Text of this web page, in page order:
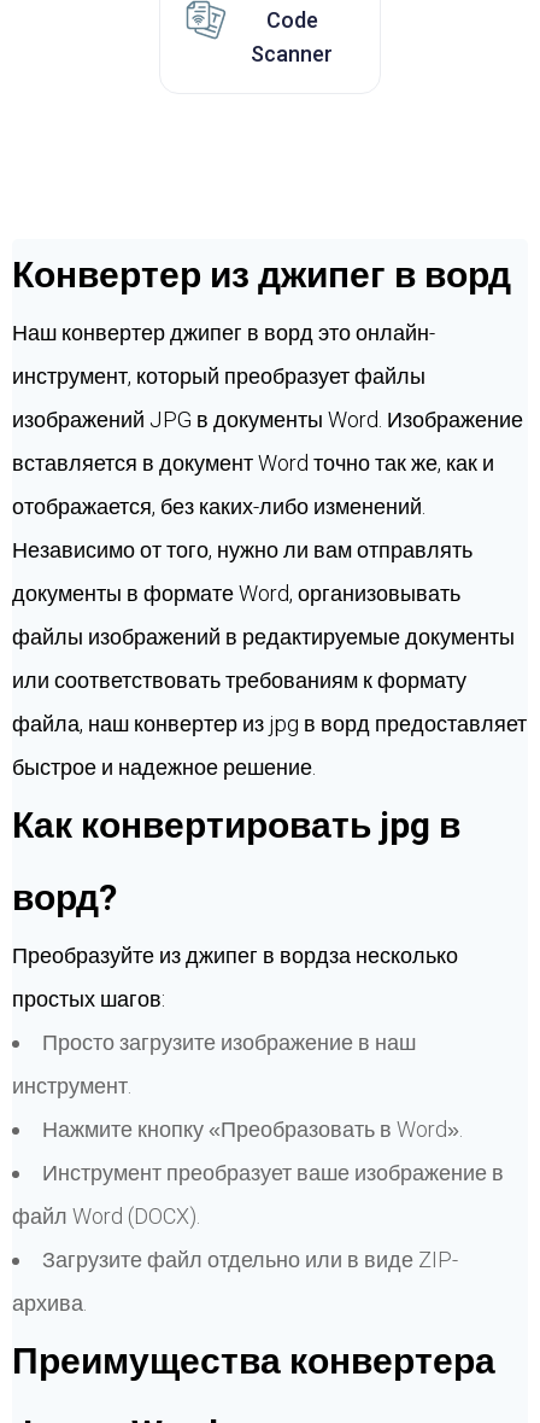
Code
Scanner
Конвертер из джипег в ворд
Наш конвертер джипег в ворд это онлайн-
инструмент, который преобразует файлы
изображений JPG в документы Word. Изображение
вставляется в документ Word точно так же, как и
отображается, без каких-либо изменений.
Независимо от того, нужно ли вам отправлять
документы в формате Word, организовывать
файлы изображений в редактируемые документы
или соответствовать требованиям к формату
файла, наш конвертер из jpg в ворд предоставляет
быстрое и надежное решение.
Как конвертировать jpg в
ворд?
Преобразуйте из джипег в вордза несколько
простых шагов:
Просто загрузите изображение в наш
инструмент.
Нажмите кнопку «Преобразовать в Word».
Инструмент преобразует ваше изображение в
файл Word (DOCX).
Загрузите файл отдельно или в виде ZIP-
архива.
Преимущества конвертера